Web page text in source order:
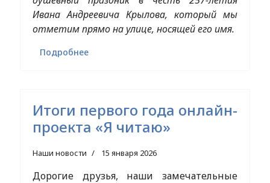
Ивана Андреевича Крылова, который мы
отметим прямо на улице, носящей его имя.
Подробнее
Итоги первого года онлайн-
проекта «Я читаю»
Наши новости 15 января 2026
Дорогие друзья, наши замечательные